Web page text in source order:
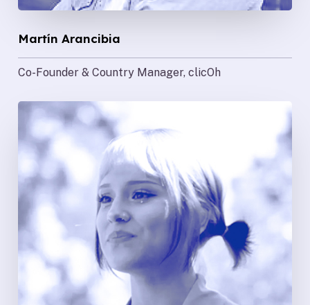
Martín Arancibia
Co-Founder & Country Manager, clicOh